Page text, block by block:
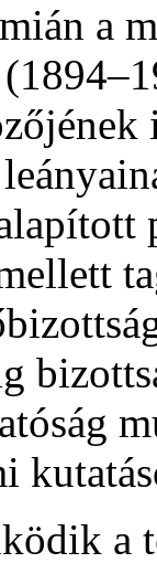
a
a